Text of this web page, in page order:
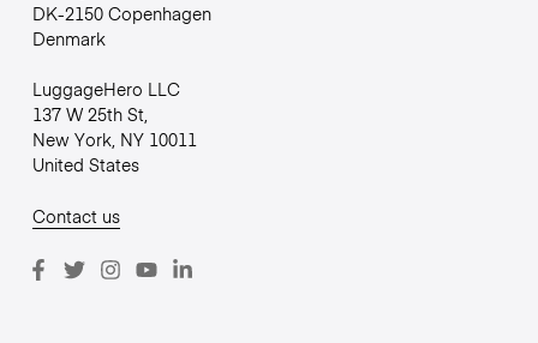
DK-2150 Copenhagen
Denmark
LuggageHero LLC
137 W 25th St,
New York, NY 10011
United States
Contact us